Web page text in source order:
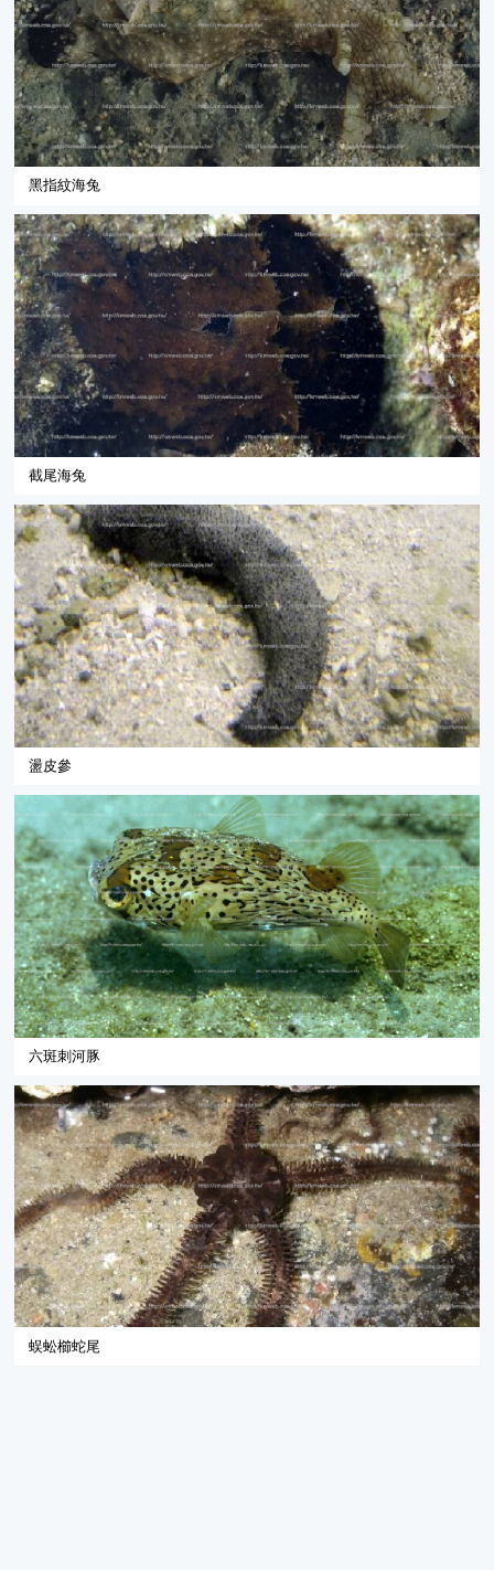
黑指紋海兔
截尾海兔
盪皮參
六斑刺河豚
蜈蚣櫛蛇尾